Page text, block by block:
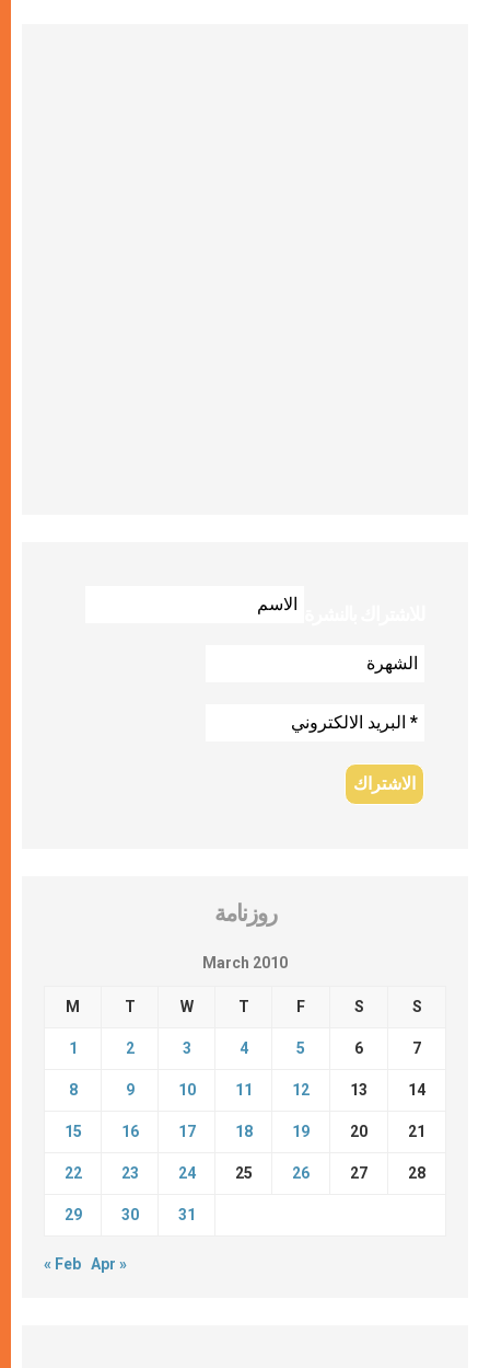
روزنامة
March 2010
M T W T F S S
1 2 3 4 5 6 7
8 9 10 11 12 13 14
15 16 17 18 19 20 21
22 23 24 25 26 27 28
29 30 31
« Feb Apr »